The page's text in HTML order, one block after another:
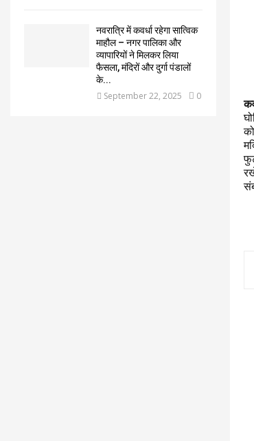
नवरात्रि में कवर्धा रहेगा सात्विक
माहौल – नगर पालिका और
व्यापारियों ने मिलकर लिया
फैसला, मंदिरों और दुर्गा पंडालों
के...
September 22, 2025 0